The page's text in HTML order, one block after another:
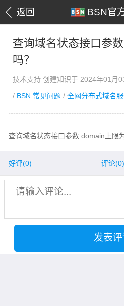
返回 BSN官
查询域名状态接口参
吗？
技术支持 创建知识于 2024年01月
/ BSN 常见问题/ 全网分布式域名
查询域名状态接口参数 domain上限
好评(0) 评论(0)
发表评